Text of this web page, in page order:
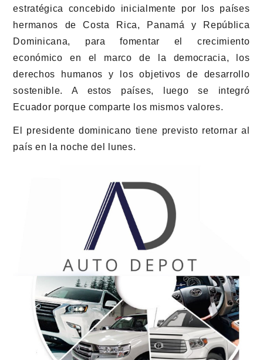
estratégica concebido inicialmente por los países
hermanos de Costa Rica, Panamá y República
Dominicana, para fomentar el crecimiento
económico en el marco de la democracia, los
derechos humanos y los objetivos de desarrollo
sostenible. A estos países, luego se integró
Ecuador porque comparte los mismos valores.
El presidente dominicano tiene previsto retornar al
país en la noche del lunes.